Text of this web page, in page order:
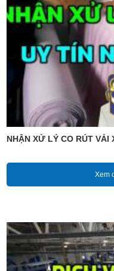
NHẬN XỬ LÝ CO RÚT VẢI
Xem